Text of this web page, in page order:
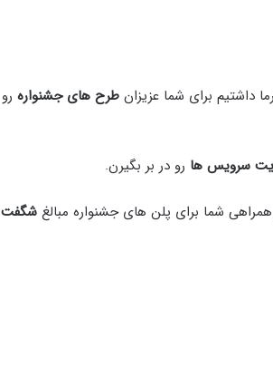
داشتیم برای شما عزیزان طرح های جشنوارهرو
سرویس ها رو در بر بگیرن.
شما برای پلن های جشنواره مبالغ شگفت